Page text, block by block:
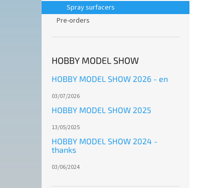
Spray surfacers
Pre-orders
HOBBY MODEL SHOW
HOBBY MODEL SHOW 2026 - en
03/07/2026
HOBBY MODEL SHOW 2025
13/05/2025
HOBBY MODEL SHOW 2024 -
thanks
03/06/2024